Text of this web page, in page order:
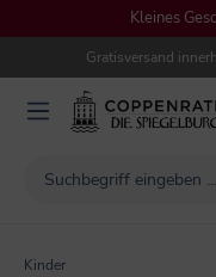
Kleines
Gratisversand
Kinder